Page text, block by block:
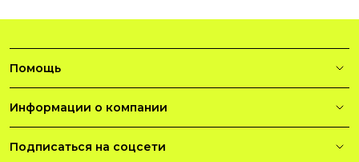
Помощь
Информации о компании
Подписаться на соцсети